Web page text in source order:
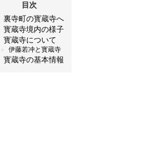
目次
裏寺町の寳蔵寺へ
寳蔵寺境内の様子
寳蔵寺について
伊藤若冲と寳蔵寺
寳蔵寺の基本情報